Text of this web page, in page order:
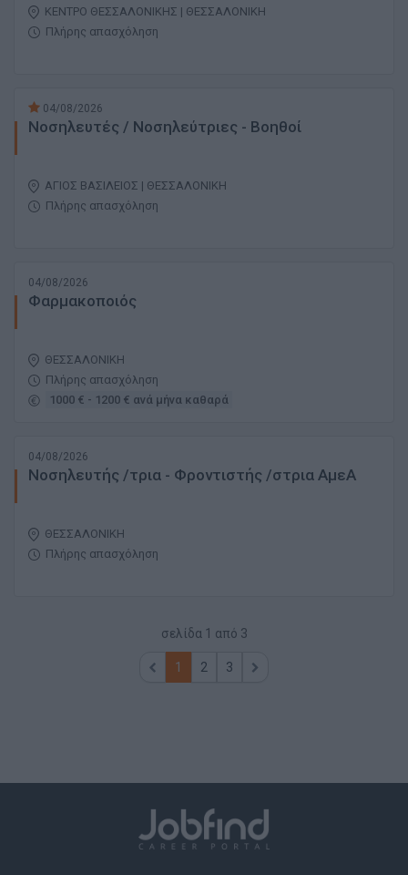
ΚΕΝΤΡΟ ΘΕΣΣΑΛΟΝΙΚΗΣ | ΘΕΣΣΑΛΟΝΙΚΗ
Πλήρης απασχόληση
04/08/2026
Νοσηλευτές / Νοσηλεύτριες - Βοηθοί
ΑΓΙΟΣ ΒΑΣΙΛΕΙΟΣ | ΘΕΣΣΑΛΟΝΙΚΗ
Πλήρης απασχόληση
04/08/2026
Φαρμακοποιός
ΘΕΣΣΑΛΟΝΙΚΗ
Πλήρης απασχόληση
1000 € - 1200 € ανά μήνα καθαρά
04/08/2026
Νοσηλευτής /τρια - Φροντιστής /στρια ΑμεΑ
ΘΕΣΣΑΛΟΝΙΚΗ
Πλήρης απασχόληση
σελίδα 1 από 3
1 2 3